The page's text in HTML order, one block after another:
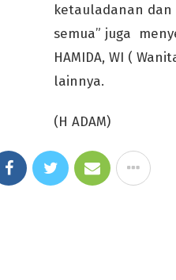
ketauladanan
semua” juga
HAMIDA, WI (
lainnya.
(H ADAM)